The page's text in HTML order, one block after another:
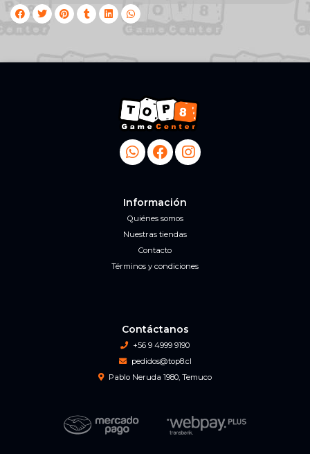
Información
Quiénes somos
Nuestras tiendas
Contacto
Términos y condiciones
Contáctanos
+56 9 4999 9190
pedidos@top8.cl
Pablo Neruda 1980, Temuco